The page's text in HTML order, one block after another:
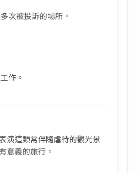
次被投訴的場所。
作。
演這類常伴隨虐待的觀光景
意義的旅行。